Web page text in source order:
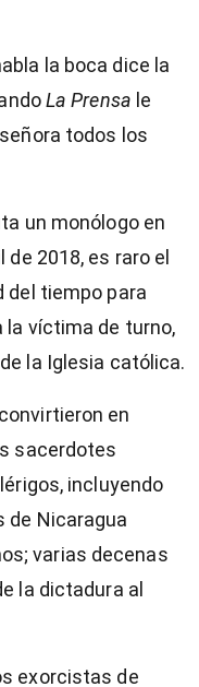
la boca dice la
La Prensa le
todos los
un monólogo en
2018, es raro el
del tiempo para
víctima de turno,
la Iglesia católica.
en
sacerdotes
incluyendo
de Nicaragua
varias decenas
la dictadura al
exorcistas de